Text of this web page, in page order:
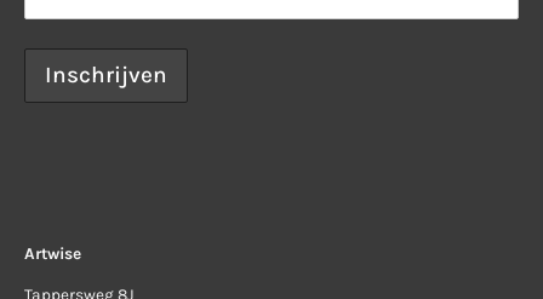
Artwise
Tappersweg 8J